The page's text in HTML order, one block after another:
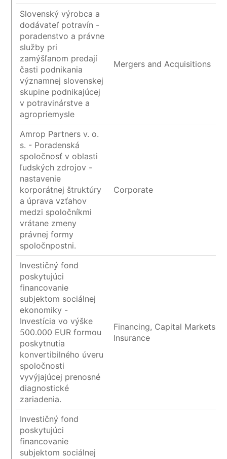
Slovenský výrobca a
dodávateľ potravín -
poradenstvo a právne
služby pri
zamýšľanom predají
časti podnikania
významnej slovenskej
skupine podnikajúcej
v potravinárstve a
agropriemysle
Mergers and Acquisitions
Amrop Partners v. o.
s. - Poradenská
spoločnosť v oblasti
ľudských zdrojov -
nastavenie
korporátnej štruktúry
a úprava vzťahov
medzi spoločníkmi
vrátane zmeny
právnej formy
spoločnpostni.
Corporate
Investičný fond
poskytujúci
financovanie
subjektom sociálnej
ekonomiky -
Investícia vo výške
500.000 EUR formou
poskytnutia
konvertibilného úveru
spoločnosti
vyvýjajúcej prenosné
diagnostické
zariadenia.
Financing, Capital Markets
Insurance
Investičný fond
poskytujúci
financovanie
subjektom sociálnej